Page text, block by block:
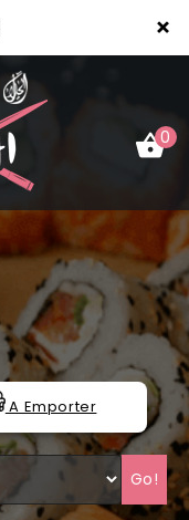
×
0
A Emporter
Go!